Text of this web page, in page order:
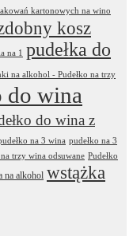
kartonowych na wino
kosz
na 1
pudełka do
na alkohol - Pudełko na trzy
do wina
do wina z
na 3 wina pudełko na 3
na trzy wina odsuwane Pudełko
na alkohol wstążka